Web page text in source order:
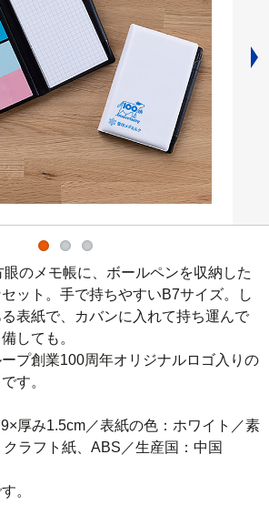
のメモ帳に、ボールペンを収納した
ット。手で持ちやすいB7サイズ。し
表紙で、カバンに入れて持ち運んで
しても。
プ創業100周年オリジナルロゴ入りの
す。
厚み1.5cm／表紙の色：ホワイト／素
ラフト紙、ABS／生産国：中国